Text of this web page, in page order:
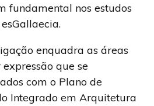
fundamental nos estudos
enquadra as áreas
que se
com o Plano de
Integrado em Arquitetura